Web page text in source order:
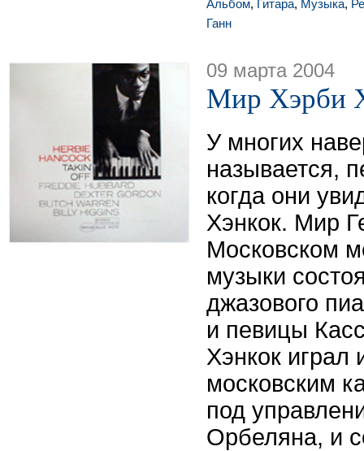
Альбом, Гитара, Музыка,
Ганн
09 марта 2004
Мир Хэрби
У многих
называется,
когда они
Хэнкок. Мир
Московском
музыки
джазового
и певицы
Хэнкок играл
московским
под
Орбеляна, и